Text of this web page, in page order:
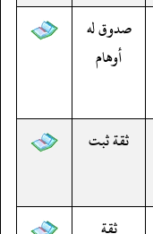
صدوق له
أوهام
ثقة ثبت